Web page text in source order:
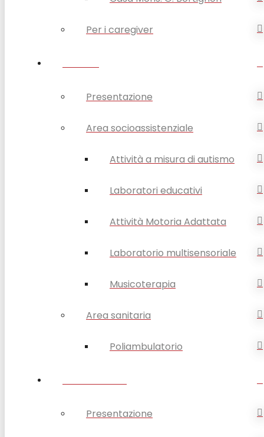
Per i caregiver
Presentazione
Area socioassistenziale
Attività a misura di autismo
Laboratori educativi
Attività Motoria Adattata
Laboratorio multisensoriale
Musicoterapia
Area sanitaria
Poliambulatorio
Presentazione